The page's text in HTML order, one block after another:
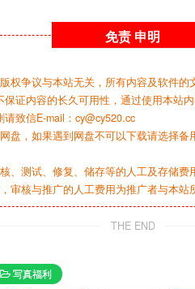
免责 申明
权争议与本站无关，所有内容及软件
证内容的长久可用性，通过使用本站
致信E-mail：cy@cy520.cc
盘，如果遇到网盘不可以下载请选择
、测试、修复、储存等的人工及存储费
核与推广的人工费用为推广者与本站
THE END
写真福利